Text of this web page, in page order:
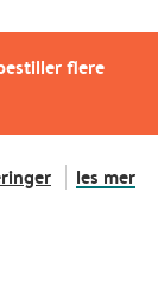
flere
les mer